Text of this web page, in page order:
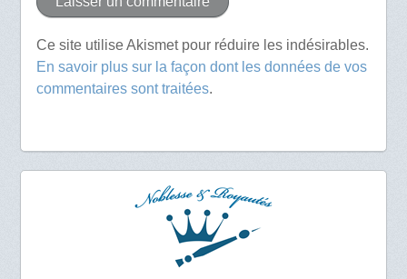
Ce site utilise Akismet pour réduire les indésirables.
En savoir plus sur la façon dont les données de vos
commentaires sont traitées.